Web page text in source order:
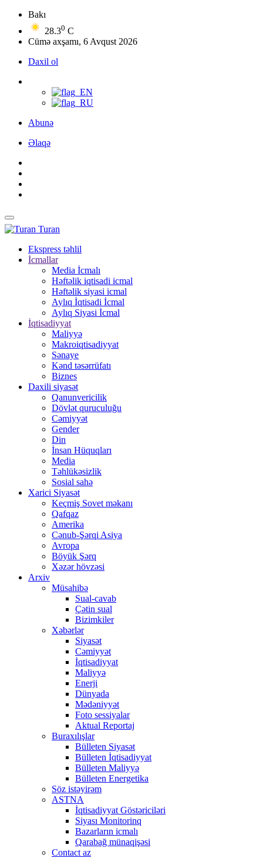
Bakı
28.30 C
Cümə axşamı, 6 Avqust 2026
Daxil ol
Abunə
Əlaqə
Turan
Ekspress təhlil
İcmallar
Media İcmalı
Həftəlik iqtisadi icmal
Həftəlik siyasi icmal
Aylıq İqtisadi İcmal
Aylıq Siyasi İcmal
İqtisadiyyat
Maliyyə
Makroiqtisadiyyat
Sənaye
Kənd təsərrüfatı
Biznes
Daxili siyasət
Qanunvericilik
Dövlət quruculuğu
Cəmiyyət
Gender
Din
İnsan Hüquqları
Media
Təhlükəsizlik
Sosial sahə
Xarici Siyasət
Keçmiş Sovet məkanı
Qafqaz
Amerika
Cənub-Şərqi Asiya
Avropa
Böyük Şərq
Xəzər hövzəsi
Arxiv
Müsahibə
Sual-cavab
Çətin sual
Bizimkiler
Xəbərlər
Siyasət
Cəmiyyət
İqtisadiyyat
Maliyyə
Enerji
Dünyada
Mədəniyyət
Foto sessiyalar
Aktual Reportaj
Buraxılışlar
Bülleten Siyasət
Bülleten İqtisadiyyat
Bülleten Maliyyə
Bülleten Energetika
Söz istəyirəm
ASTNA
İqtisadiyyat Göstəriciləri
Siyası Monitorinq
Bazarların icmalı
Qarabağ münaqişəsi
Contact az